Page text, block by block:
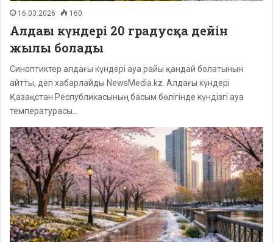
16.03.2026 160
Алдағы күндері 20 градусқа дейін
жылы болады
Синоптиктер алдағы күндері ауа райы қандай болатынын
айтты, деп хабарлайды NewsMedia.kz. Алдағы күндері
Қазақстан Республикасының басым бөлігінде күндізгі ауа
температурасы…